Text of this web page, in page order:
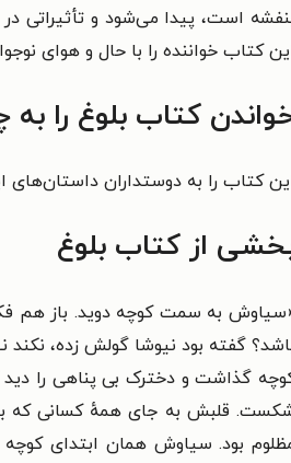
است، پیدا می‌شود و تأثیراتی
کتاب خواننده را با حال و هوای
کتاب بلوغ را
کتاب را به دوستداران داستان‌های
از کتاب بلوغ
سیاوش به سمت کوچه دوید. باز هم
گفته بود نیوشا گولش زده، نکند
گذاشت و دخترک بی پناهی را
قلبش به جای همهٔ کسانی که
بود. سیاوش همان ابتدای